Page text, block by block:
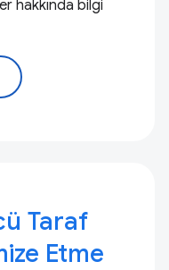
hakkında bilgi
Taraf
Etme